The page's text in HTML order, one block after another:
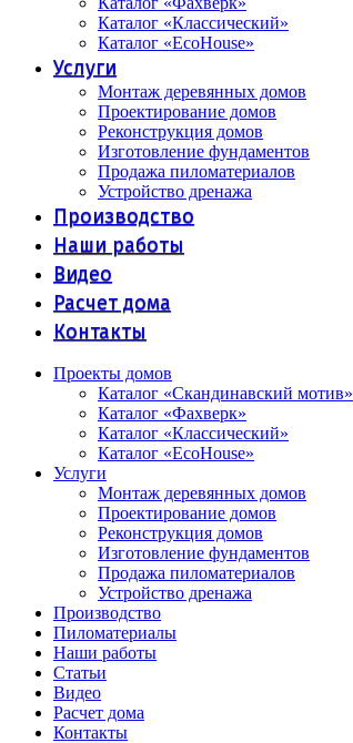
Каталог «Классический»
Каталог «EcoHouse»
Услуги
Монтаж деревянных домов
Проектирование домов
Реконструкция домов
Изготовление фундаментов
Продажа пиломатериалов
Устройство дренажа
Производство
Наши работы
Видео
Расчет дома
Контакты
Проекты домов
Каталог «Скандинавский мотив»
Каталог «Фахверк»
Каталог «Классический»
Каталог «EcoHouse»
Услуги
Монтаж деревянных домов
Проектирование домов
Реконструкция домов
Изготовление фундаментов
Продажа пиломатериалов
Устройство дренажа
Производство
Пиломатериалы
Наши работы
Статьи
Видео
Расчет дома
Контакты